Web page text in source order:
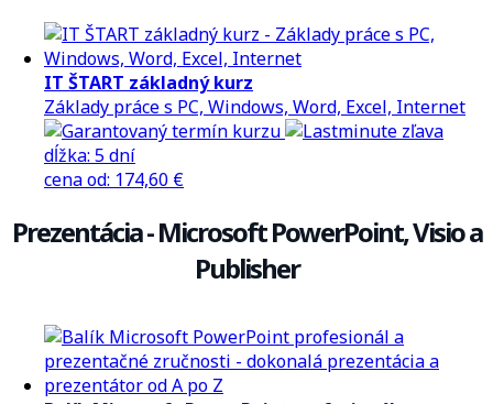
IT ŠTART základný kurz
Základy práce s PC, Windows, Word, Excel, Internet
dĺžka: 5 dní
cenaod: 174,60 €
Prezentácia - Microsoft PowerPoint, Visio a
Publisher